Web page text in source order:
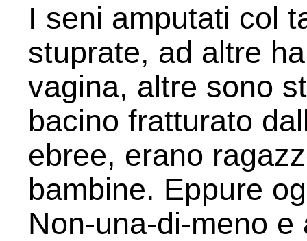
I seni amputati col
stuprate, ad altre
vagina, altre sono
bacino fratturato
ebree, erano
bambine. Eppure
Non-una-di-meno